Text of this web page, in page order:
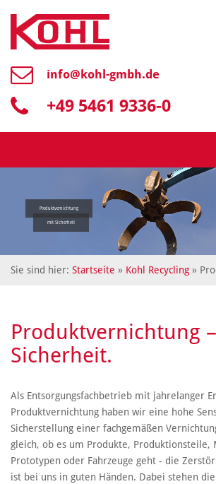
info@ kohl-gmbh.de
+49 5461 9336-0
Produktvernichtung
mit Sicherheit
Sie sind hier: Startseite » Kohl Recycling »
Produktvernichtung
Sicherheit.
Als Entsorgungsfachbetrieb mit jahrelanger
Produktvernichtung haben wir eine hohe
Sicherstellung einer fachgemäßen
gleich, ob es um Produkte, Produktionsteile,
Prototypen oder Fahrzeuge geht - die
ist bei uns in guten Händen. Dabei stehen